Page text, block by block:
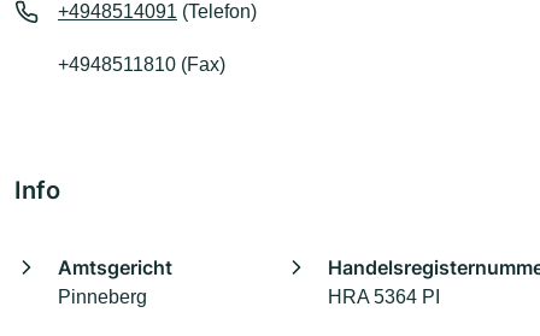
+4948514091 (Telefon)
+4948511810 (Fax)
Info
Amtsgericht
Pinneberg HRA 5364 PI